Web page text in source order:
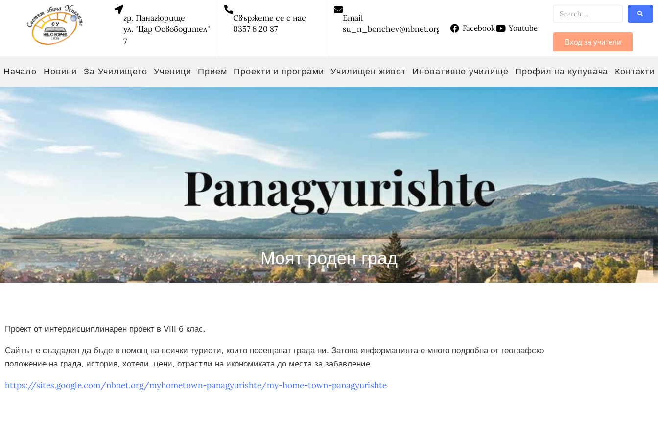
гр. Панагюрище
ул. "Цар Освободител"
7
Свържете се с нас
0357 6 20 87
Email
su_n_bonchev@nbnet.org
Facebook Youtube
Вход за учители
Начало Новини За Училището Ученици Прием Проекти и програми Училищен живот Иновативно училище Профил на купувача Контакти
Моят роден град
Проект от интердисциплинарен проект в VIII б клас.
Сайтът е създаден да бъде в помощ на всички туристи, които посещават града ни. Затова информацията е много подробна от географско
положение на града, история, хотели, цени, отрастли на икономиката до места за забавление.
https://sites.google.com/nbnet.org/myhometown-panagyurishte/my-home-town-panagyurishte